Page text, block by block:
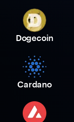
Dogecoin
Cardano